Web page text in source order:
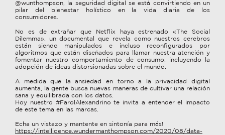
@wunthompson, la seguridad digital se está convirtiendo en un
pilar del bienestar holístico en la vida diaria de los
consumidores.
No es de extrañar que Netflix haya estrenado «The Social
Dilemma», un documental que revela como nuestros cerebros
están siendo manipulados e incluso reconfigurados por
algoritmos que están diseñados para llamar nuestra atención y
fomentar nuestro comportamiento de consumo, incluyendo la
adopción de ideas distorsionadas sobre el mundo.
A medida que la ansiedad en torno a la privacidad digital
aumenta, la gente busca nuevas maneras de cultivar una relación
sana y equilibrada con los datos.
Hoy nuestro #FarolAlexandrino te invita a entender el impacto
de este tema en las marcas.
Echa un vistazo y mantente en sintonía para más!
https://intelligence.wundermanthompson.com/2020/08/data-